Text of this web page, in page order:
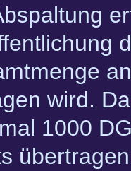
wird.
1000